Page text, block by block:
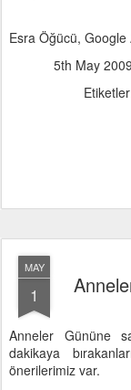
Esra Öğücü, Google
5th May 2009
MAY
1
Anneler Gününe
dakikaya
önerilerimiz var.